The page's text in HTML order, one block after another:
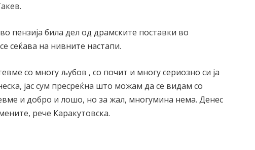
пензија била дел од драмските поставки во
сеќава на нивните настапи.
со многу љубов , со почит и многу сериозно си ја
јас сум пресреќна што можам да се видам со
и добро и лошо, но за жал, многумина нема. Денес
рече Каракутовска.